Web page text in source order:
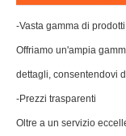
-Vasta gamma di prodotti
Offriamo un'ampia
dettagli, consentendovi
-Prezzi trasparenti
Oltre a un servizio